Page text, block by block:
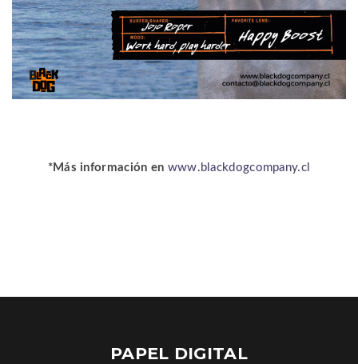
*Más información en www.blackdogcompany.cl
PAPEL DIGITAL